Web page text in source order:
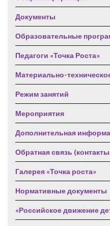
Документы
Образовательные
Педагоги «Точка Роста»
Материально-
Режим занятий
Мероприятия
Дополнительная
Обратная связь
Галерея «Точка роста»
Нормативные документы
«Российское движение